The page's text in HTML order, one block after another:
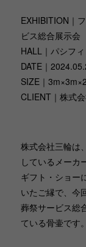
EXHIBITION｜
ビス総合展示会
HALL｜パシフ
DATE｜
SIZE｜
CLIENT｜株式
株式会社三輪は
しているメーカー
ギフト・ショー
いたご縁で、今
葬祭サービス総
ている骨壷です。